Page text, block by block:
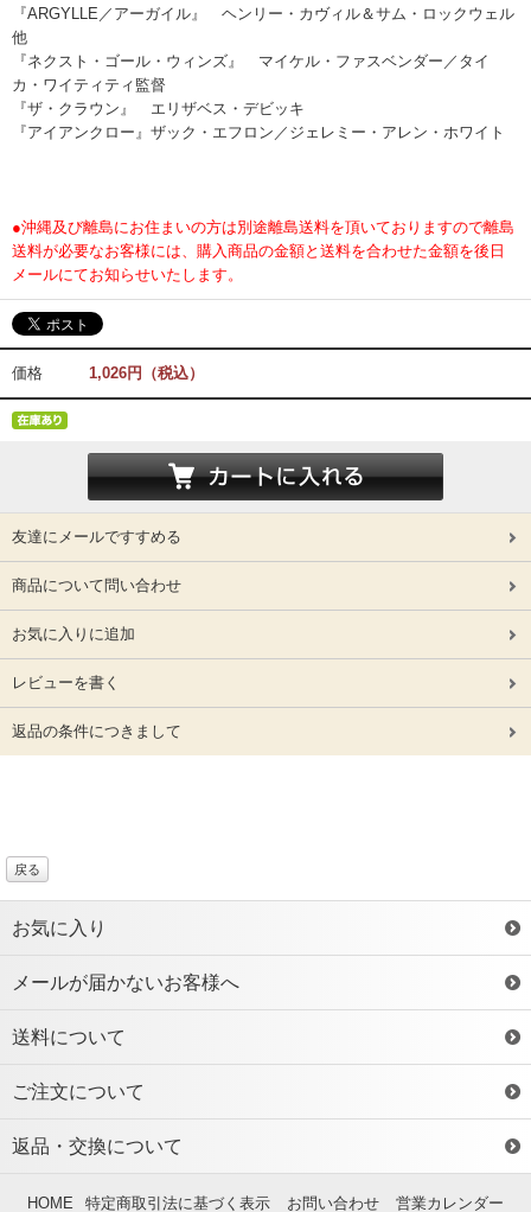
『ARGYLLE／アーガイル』 ヘンリー・カヴィル＆サム・ロックウェル
他
『ネクスト・ゴール・ウィンズ』 マイケル・ファスベンダー／タイ
カ・ワイティティ監督
『ザ・クラウン』 エリザベス・デビッキ
『アイアンクロー』ザック・エフロン／ジェレミー・アレン・ホワイト
●沖縄及び離島にお住まいの方は別途離島送料を頂いておりますので離島
送料が必要なお客様には、購入商品の金額と送料を合わせた金額を後日
メールにてお知らせいたします。
価格 1,026円（税込）
友達にメールですすめる
商品について問い合わせ
お気に入りに追加
レビューを書く
返品の条件につきまして
戻る
お気に入り
メールが届かないお客様へ
送料について
ご注文について
返品・交換について
HOME 特定商取引法に基づく表示 お問い合わせ 営業カレンダー